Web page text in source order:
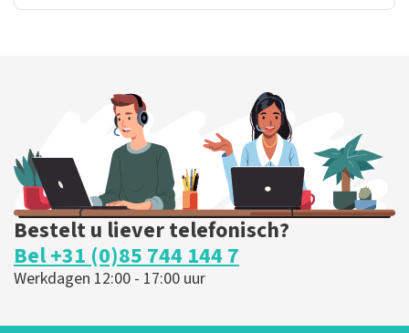
Bestelt u liever telefonisch?
Bel +31 (0)85 744 144 7
Werkdagen 12:00 - 17:00 uur